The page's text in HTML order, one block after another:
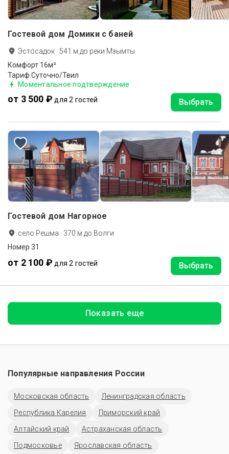
Гостевой дом Домики с баней
Эстосадок · 541 м до реки Мзымты
Комфорт 16м²
Тариф Суточно/Твил
Моментальное подтверждение
от 3 500 ₽ для 2 гостей Выбрать
Гостевой дом Нагорное
село Решма · 370 м до Волги
Номер 31
от 2 100 ₽ для 2 гостей Выбрать
Показать еще
Популярные направления России
Московская область
Ленинградская область
Республика Карелия
Приморский край
Алтайский край
Астраханская область
Подмосковье
Ярославская область